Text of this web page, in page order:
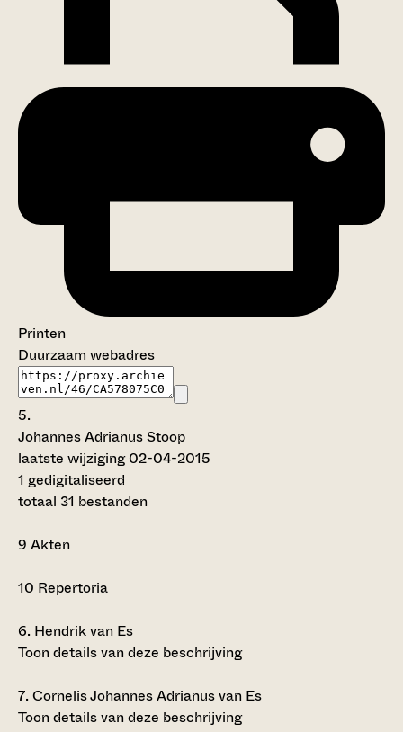
Printen
Duurzaam webadres
5.
Johannes Adrianus Stoop
laatste wijziging 02-04-2015
1 gedigitaliseerd
totaal 31 bestanden
9 Akten
10 Repertoria
6. Hendrik van Es
Toon details van deze beschrijving
7.Cornelis Johannes Adrianus van Es
Toon details van deze beschrijving